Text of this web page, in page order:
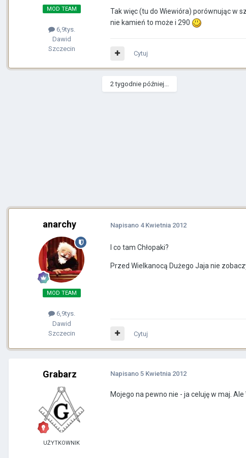
MOD TEAM
6,9tys.
Dawid
Szczecin
Tak więc (tu do Wiewióra) porównując w
nie kamień to może i 290
Cytuj
2 tygodnie później...
anarchy
MOD TEAM
6,9tys.
Dawid
Szczecin
Napisano 4 Kwietnia 2012
I co tam Chłopaki?
Przed Wielkanocą Dużego Jaja nie
Cytuj
Grabarz
UŻYTKOWNIK
Napisano 5 Kwietnia 2012
Mojego na pewno nie - ja celuję w maj.